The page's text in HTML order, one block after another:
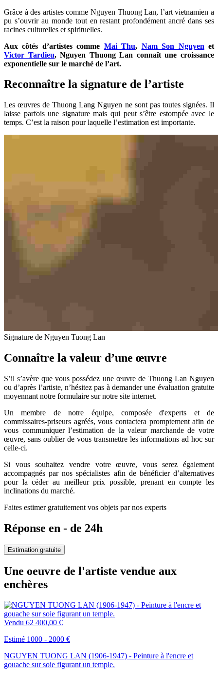
Grâce à des artistes comme Nguyen Thuong Lan, l’art vietnamien a
pu s’ouvrir au monde tout en restant profondément ancré dans ses
racines culturelles et spirituelles.
Aux côtés d’artistes comme Mai Thu, Nam Son Nguyen et
Victor Tardieu, Nguyen Thuong Lan connaît une croissance
exponentielle sur le marché de l’art.
Reconnaître la signature de l’artiste
Les œuvres de Thuong Lang Nguyen ne sont pas toutes signées. Il
laisse parfois une signature mais qui peut s’être estompée avec le
temps. C’est la raison pour laquelle l’estimation est importante.
Signature de Nguyen Tuong Lan
Connaître la valeur d’une œuvre
S’il s’avère que vous possédez une œuvre de Thuong Lan Nguyen
ou d’après l’artiste, n’hésitez pas à demander une évaluation gratuite
moyennant notre formulaire sur notre site internet.
Un membre de notre équipe, composée d'experts et de
commissaires-priseurs agréés, vous contactera promptement afin de
vous communiquer l’estimation de la valeur marchande de votre
œuvre, sans oublier de vous transmettre les informations ad hoc sur
celle-ci.
Si vous souhaitez vendre votre œuvre, vous serez également
accompagnés par nos spécialistes afin de bénéficier d’alternatives
pour la céder au meilleur prix possible, prenant en compte les
inclinations du marché.
Faites estimer gratuitement vos objets par nos experts
Réponse en - de 24h
Estimation gratuite
Une oeuvre de l'artiste vendue aux
enchères
Vendu 62 400,00 €
Estimé 1000 - 2000 €
NGUYEN TUONG LAN (1906-1947) - Peinture à l'encre et
gouache sur soie figurant un temple.